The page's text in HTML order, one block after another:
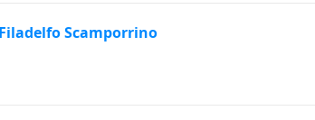
Filadelfo Scamporrino